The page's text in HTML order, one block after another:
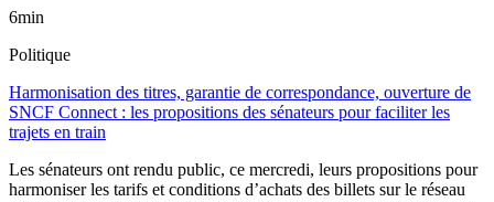
6min
Politique
Harmonisation des titres, garantie de correspondance, ouverture de
SNCF Connect : les propositions des sénateurs pour faciliter les
trajets en train
Les sénateurs ont rendu public, ce mercredi, leurs propositions pour
harmoniser les tarifs et conditions d’achats des billets sur le réseau